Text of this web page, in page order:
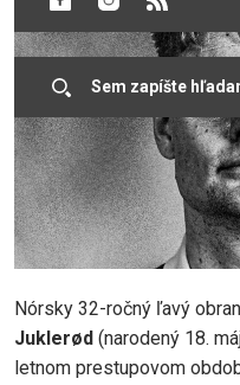
Nórsky 32-ročný ľavý
Juklerød (narodený 18.
letnom prestupovom